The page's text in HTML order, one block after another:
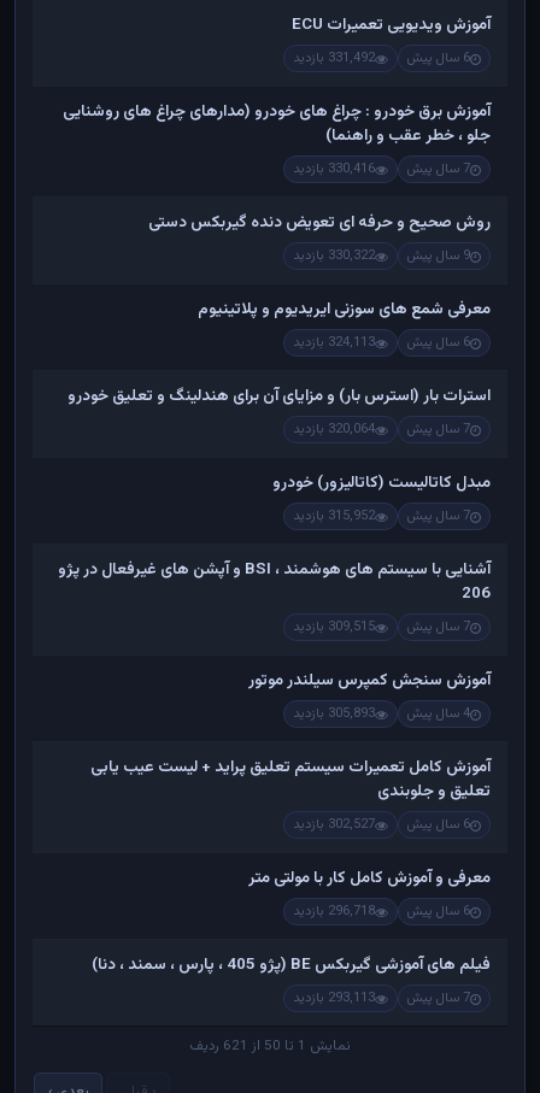
آموزش ویدیویی تعمیرات ECU
6 سال پیش 331,492 بازدید
آموزش برق خودرو : چراغ های خودرو (مدارهای چراغ های روشنایی
جلو ، خطر عقب و راهنما)
7 سال پیش 330,416 بازدید
روش صحیح و حرفه ای تعویض دنده گیربکس دستی
9 سال پیش 330,322 بازدید
معرفی شمع های سوزنی ایریدیوم و پلاتینیوم
6 سال پیش 324,113 بازدید
استرات بار (استرس بار) و مزایای آن برای هندلینگ و تعلیق خودرو
7 سال پیش 320,064 بازدید
مبدل کاتالیست (کاتالیزور) خودرو
7 سال پیش 315,952 بازدید
آشنایی با سیستم های هوشمند ، BSI و آپشن های غیرفعال در پژو
206
7 سال پیش 309,515 بازدید
آموزش سنجش کمپرس سیلندر موتور
4 سال پیش 305,893 بازدید
آموزش کامل تعمیرات سیستم تعلیق پراید + لیست عیب یابی
تعلیق و جلوبندی
6 سال پیش 302,527 بازدید
معرفی و آموزش کامل کار با مولتی متر
6 سال پیش 296,718 بازدید
فیلم های آموزشی گیربکس BE (پژو 405 ، پارس ، سمند ، دنا)
7 سال پیش 293,113 بازدید
نمایش 1 تا 50 از 621 ردیف